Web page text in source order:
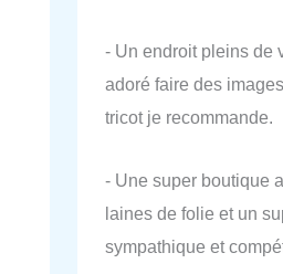
- Un endroit pleins de
adoré faire des
tricot je recommande.
- Une super boutique
laines de folie et un
sympathique et